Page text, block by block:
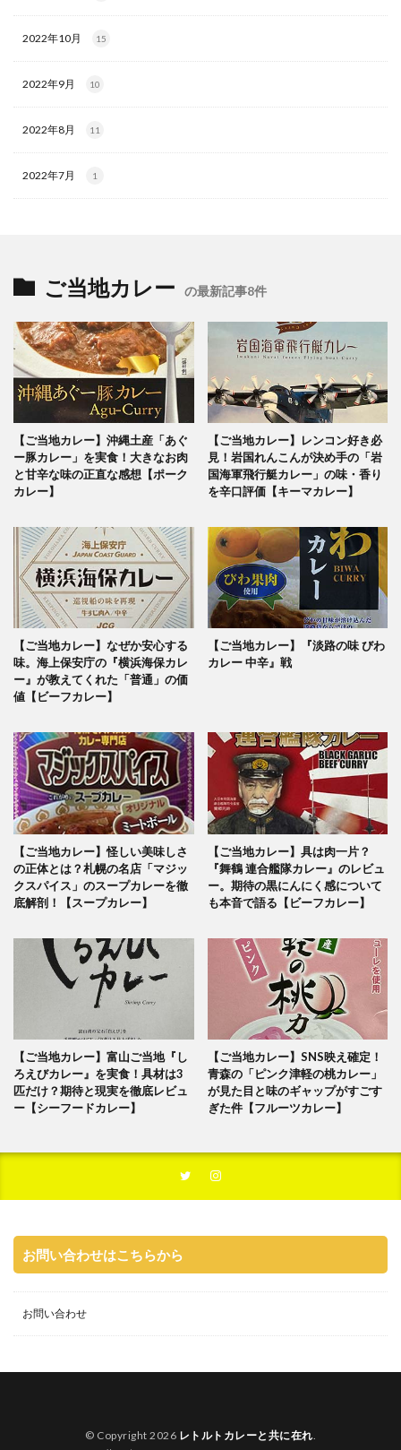
2022年10月 15
2022年9月 10
2022年8月 11
2022年7月 1
ご当地カレー の最新記事8件
【ご当地カレー】沖縄土産「あぐ
ー豚カレー」を実食！大きなお肉
と甘辛な味の正直な感想【ポーク
カレー】
【ご当地カレー】レンコン好き必
見！岩国れんこんが決め手の「岩
国海軍飛行艇カレー」の味・香り
を辛口評価【キーマカレー】
【ご当地カレー】なぜか安心する
味。海上保安庁の『横浜海保カレ
ー』が教えてくれた「普通」の価
値【ビーフカレー】
【ご当地カレー】『淡路の味 びわ
カレー 中辛』戦
【ご当地カレー】怪しい美味しさ
の正体とは？札幌の名店「マジッ
クスパイス」のスープカレーを徹
底解剖！【スープカレー】
【ご当地カレー】具は肉一片？
『舞鶴 連合艦隊カレー』のレビュ
ー。期待の黒にんにく感について
も本音で語る【ビーフカレー】
【ご当地カレー】富山ご当地『し
ろえびカレー』を実食！具材は3
匹だけ？期待と現実を徹底レビュ
ー【シーフードカレー】
【ご当地カレー】SNS映え確定！
青森の「ピンク津軽の桃カレー」
が見た目と味のギャップがすごす
ぎた件【フルーツカレー】
お問い合わせはこちらから
お問い合わせ
© Copyright 2026 レトルトカレーと共に在れ.